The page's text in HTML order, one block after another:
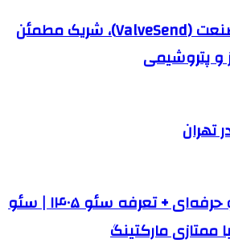
زرپالایش عصر صنعت (ValveSend)، شریک مطمئن
و پتروشیمی
تهران
🔍 خدمات سئو حرفه‌ای + تعرفه سئو ۱۴۰۵ | سئو
ممتازی مارکتینگ